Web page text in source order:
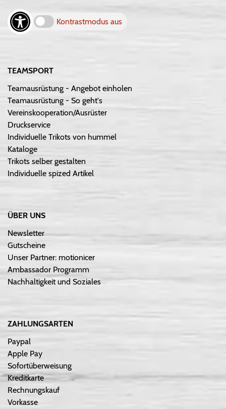
Kontrastmodus aus
TEAMSPORT
Teamausrüstung - Angebot einholen
Teamausrüstung - So geht's
Vereinskooperation/Ausrüster
Druckservice
Individuelle Trikots von hummel
Kataloge
Trikots selber gestalten
Individuelle spized Artikel
ÜBER UNS
Newsletter
Gutscheine
Unser Partner: motionicer
Ambassador Programm
Nachhaltigkeit und Soziales
ZAHLUNGSARTEN
Paypal
Apple Pay
Sofortüberweisung
Kreditkarte
Rechnungskauf
Vorkasse